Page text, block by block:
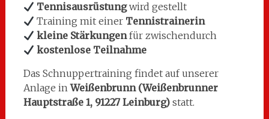
Tennisausrüstungwird gestellt
Training mit einer Tennistrainerin
kleine Stärkungenfür zwischendurch
kostenlose Teilnahme
Das Schnuppertraining findet auf unserer
Anlage inWeißenbrunn (Weißenbrunner
Hauptstraße 1, 91227 Leinburg)statt.